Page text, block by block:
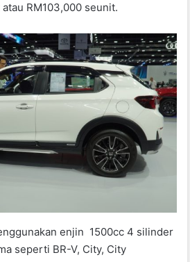
RM103,000 seunit.
enjin 1500cc 4 silinder
seperti BR-V, City, City